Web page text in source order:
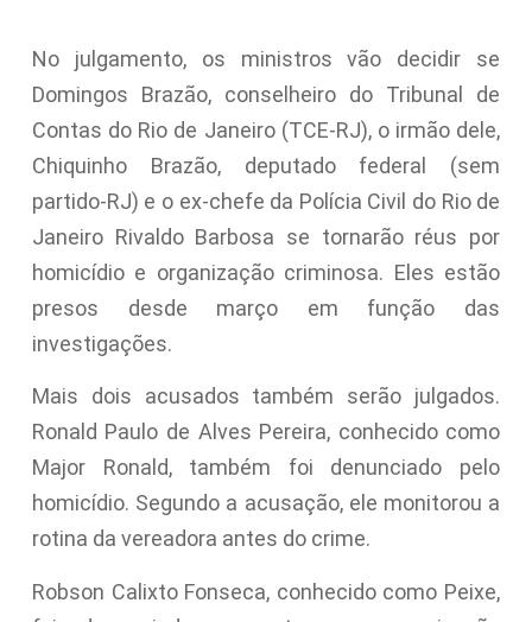
No julgamento, os ministros vão decidir se
Domingos Brazão, conselheiro do Tribunal de
Contas do Rio de Janeiro (TCE-RJ), o irmão dele,
Chiquinho Brazão, deputado federal (sem
partido-RJ) e o ex-chefe da Polícia Civil do Rio de
Janeiro Rivaldo Barbosa se tornarão réus por
homicídio e organização criminosa. Eles estão
presos desde março em função das
investigações.
Mais dois acusados também serão julgados.
Ronald Paulo de Alves Pereira, conhecido como
Major Ronald, também foi denunciado pelo
homicídio. Segundo a acusação, ele monitorou a
rotina da vereadora antes do crime.
Robson Calixto Fonseca, conhecido como Peixe,